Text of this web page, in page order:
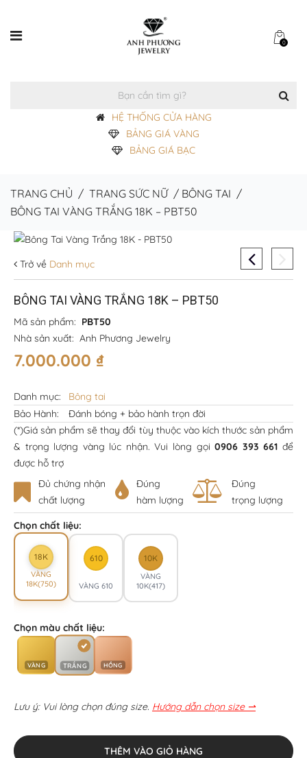
0
HỆ THỐNG CỬA HÀNG
BẢNG GIÁ VÀNG
BẢNG GIÁ BẠC
TRANG CHỦ / TRANG SỨC NỮ/ BÔNG TAI /
BÔNG TAI VÀNG TRẮNG 18K – PBT50
Trở về Danh mục
BÔNG TAI VÀNG TRẮNG 18K – PBT50
Mã sản phẩm: PBT50
Nhà sản xuất: Anh Phương Jewelry
7.000.000 ₫
Danh mục:
Bông tai
Bảo Hành:
Đánh bóng + bảo hành trọn đời
(*)Giá sản phẩm sẽ thay đổi tùy thuộc vào kích thước sản phẩm
& trọng lượng vàng lúc nhận. Vui lòng gọi0906 393 661 để
được hỗ trợ
Đủ chứng nhận
chất lượng
Đúng
hàm lượng
Đúng
trọng lượng
Chọn chất liệu:
18K
VÀNG
18K(750)
610
VÀNG 610
10K
VÀNG
10K(417)
Chọn màu chất liệu:
VÀNG TRẮNG HỒNG
Lưu ý: Vui lòng chọn đúng size. Hướng dẫn chọn size ⇀
THÊM VÀO GIỎ HÀNG